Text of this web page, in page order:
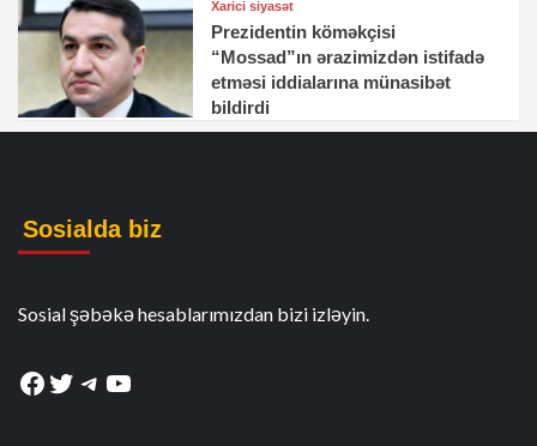
Xarici siyasət
Prezidentin köməkçisi
“Mossad”ın ərazimizdən istifadə
etməsi iddialarına münasibət
bildirdi
Sosialda biz
Sosial şəbəkə hesablarımızdan bizi izləyin.
Facebook
Twitter
Telegram
YouTube